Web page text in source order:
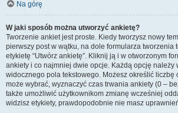
Na górę
W jaki sposób można utworzyć ankietę?
Tworzenie ankiet jest proste. Kiedy tworzysz nowy
pierwszy post w wątku, na dole formularza tworzenia
etykietę “Utwórz ankietę”. Kliknij ją i w otworzonym
ankiety i co najmniej dwie opcje. Każdą opcję należy
widocznego pola tekstowego. Możesz określić liczbę
może wybrać, wyznaczyć czas trwania ankiety (0 –
także umożliwić użytkownikom zmianę wcześniej
widzisz etykiety, prawdopodobnie nie masz